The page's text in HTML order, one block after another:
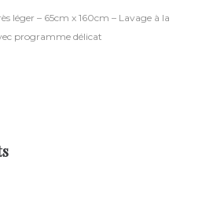
léger – 65cm x 160cm – Lavage à la
programme délicat